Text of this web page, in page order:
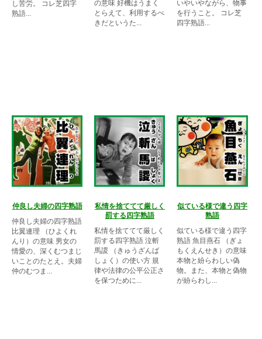
し苦労。 コレ芝四字
熟語...
の意味 好機はうまく
とらえて、利用するべ
きだというた...
いやいやながら、物事
を行うこと。 コレ芝
四字熟語...
仲良し夫婦の四字熟語
仲良し夫婦の四字熟語
比翼連理 （ひよくれ
んり）の意味 男女の
情愛の、深くむつまじ
いことのたとえ。夫婦
仲のむつま...
私情を捨ててて厳しく
罰する四字熟語
私情を捨ててて厳しく
罰する四字熟語 泣斬
馬謖 （きゅうざんば
しょく）の使い方 規
律や法律の公平公正さ
を保つために...
似ている様で違う四字
熟語
似ている様で違う四字
熟語 魚目燕石 （ぎょ
もくえんせき）の意味
本物と紛らわしい偽
物。また、本物と偽物
が紛らわし...